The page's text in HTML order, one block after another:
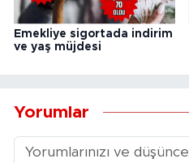
Emekliye sigortada indirim
ve yaş müjdesi
Yorumlar